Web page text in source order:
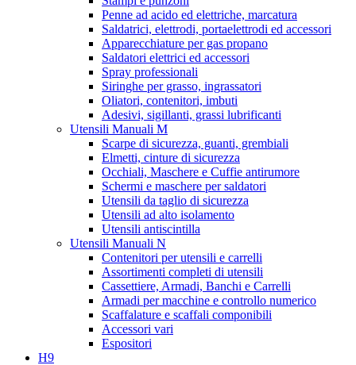
Penne ad acido ed elettriche, marcatura
Saldatrici, elettrodi, portaelettrodi ed accessori
Apparecchiature per gas propano
Saldatori elettrici ed accessori
Spray professionali
Siringhe per grasso, ingrassatori
Oliatori, contenitori, imbuti
Adesivi, sigillanti, grassi lubrificanti
Utensili Manuali M
Scarpe di sicurezza, guanti, grembiali
Elmetti, cinture di sicurezza
Occhiali, Maschere e Cuffie antirumore
Schermi e maschere per saldatori
Utensili da taglio di sicurezza
Utensili ad alto isolamento
Utensili antiscintilla
Utensili Manuali N
Contenitori per utensili e carrelli
Assortimenti completi di utensili
Cassettiere, Armadi, Banchi e Carrelli
Armadi per macchine e controllo numerico
Scaffalature e scaffali componibili
Accessori vari
Espositori
H9